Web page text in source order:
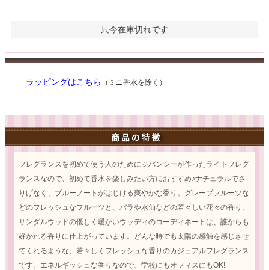
只今在庫切れです
ラッピングはこちら （ミニ香水を除く）
フレグランスを初めて使う人のためにジバンシーが作ったライトフレグ
ランスなので、初めて香水を楽しみたい方におすすめ♪ナチュラルでさ
りげなく、ブルーノートがはじける爽やかな香り。グレープフルーツな
どのフレッシュなフルーツと、バラや水仙などの若々しい花々の香り、
サンダルウッドの優しく暖かいウッディのコーディネートは、誰からも
好かれる香りに仕上がっています。どんな時でも太陽の感触を感じさせ
てくれるような、若々しくフレッシュな香りのカジュアルフレグランス
です。エネルギッシュな香りなので、学校にもオフィスにもOK!